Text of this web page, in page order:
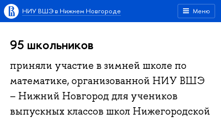
Меню
НИУ ВШЭ в Нижнем Новгороде
95 школьников
приняли участие в зимней школе по
математике, организованной НИУ ВШЭ
– Нижний Новгород для учеников
выпускных классов школ Нижегородской